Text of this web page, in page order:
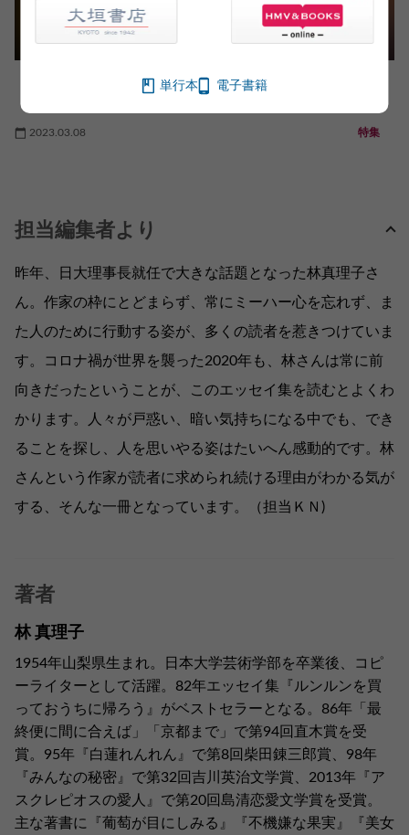
「圧倒的なリアルに出会える本 ノンフィクショ
2023.03.08 特集
担当編集者より
昨年、日大理事長就任で大きな話題となった林真理子さ
ん。作家の枠にとどまらず、常にミーハー心を忘れず、ま
た人のために行動する姿が、多くの読者を惹きつけていま
す。コロナ禍が世界を襲った2020年も、林さんは常に前
向きだったということが、このエッセイ集を読むとよくわ
かります。人々が戸惑い、暗い気持ちになる中でも、でき
ることを探し、人を思いやる姿はたいへん感動的です。林
さんという作家が読者に求められ続ける理由がわかる気が
する、そんな一冊となっています。（担当ＫＮ)
著者
林 真理子
1954年山梨県生まれ。日本大学芸術学部を卒業後、コピ
ーライターとして活躍。82年エッセイ集『ルンルンを買
っておうちに帰ろう』がベストセラーとなる。86年「最
終便に間に合えば」「京都まで」で第94回直木賞を受
賞。95年『白蓮れんれん』で第8回柴田錬三郎賞、98年
『みんなの秘密』で第32回吉川英治文学賞、2013年『ア
スクレピオスの愛人』で第20回島清恋愛文学賞を受賞。
主な著書に『葡萄が目にしみる』『不機嫌な果実』『美女
単行本 電子書籍